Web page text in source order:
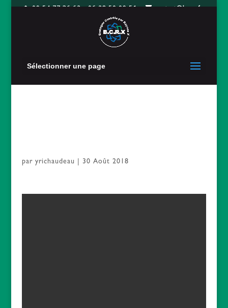
09 54 77 36 62 - 06 28 50 09 51
Sélectionner une page
par yrichaudeau 30 Août 2018